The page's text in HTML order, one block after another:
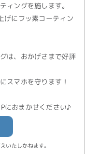
ィングを施します。
げにフッ素コーティン
は、おかげさまで好評
スマホを守ります！
におまかせください♪
いたしかねます。